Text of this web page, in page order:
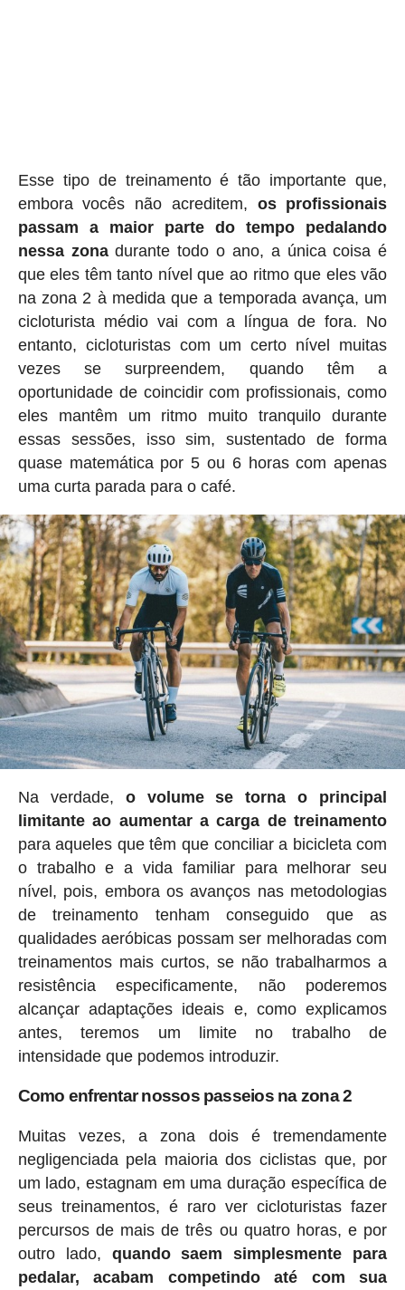
Esse tipo de treinamento é tão importante que,
embora vocês não acreditem, os profissionais
passam a maior parte do tempo pedalando
nessa zonadurante todo o ano, a única coisa é
que eles têm tanto nível que ao ritmo que eles vão
na zona 2 à medida que a temporada avança, um
cicloturista médio vai com a língua de fora. No
entanto, cicloturistas com um certo nível muitas
vezes se surpreendem, quando têm a
oportunidade de coincidir com profissionais, como
eles mantêm um ritmo muito tranquilo durante
essas sessões, isso sim, sustentado de forma
quase matemática por 5 ou 6 horas com apenas
uma curta parada para o café.
Na verdade, o volume se torna o principal
limitante ao aumentar a carga de treinamento
para aqueles que têm que conciliar a bicicleta com
o trabalho e a vida familiar para melhorar seu
nível, pois, embora os avanços nas metodologias
de treinamento tenham conseguido que as
qualidades aeróbicas possam ser melhoradas com
treinamentos mais curtos, se não trabalharmos a
resistência especificamente, não poderemos
alcançar adaptações ideais e, como explicamos
antes, teremos um limite no trabalho de
intensidade que podemos introduzir.
Como enfrentar nossos passeios na zona 2
Muitas vezes, a zona dois é tremendamente
negligenciada pela maioria dos ciclistas que, por
um lado, estagnam em uma duração específica de
seus treinamentos, é raro ver cicloturistas fazer
percursos de mais de três ou quatro horas, e por
outro lado, quando saem simplesmente para
pedalar, acabam competindo até com sua